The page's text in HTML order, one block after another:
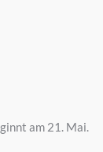
am 21. Mai.